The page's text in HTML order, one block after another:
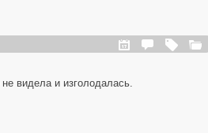
видела и изголодалась.